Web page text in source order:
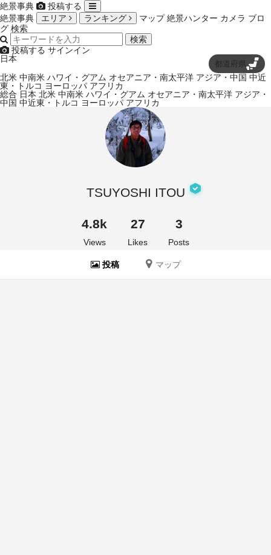
絶景事典
投稿する
絶景事典
エリア ランキング マップ 絶景ハンター カメラ ブロ
グ 検索
検索
投稿する サインイン
日本
都道府県
北米 中南米 ハワイ・グアム オセアニア・南太平洋 アジア・中国 中近
東・トルコ ヨーロッパ アフリカ
総合 日本 北米 中南米 ハワイ・グアム オセアニア・南太平洋 アジア・
中国 中近東・トルコ ヨーロッパ アフリカ
TSUYOSHI ITOU
4.8k
Views
27
Likes
3
Posts
投稿 マップ